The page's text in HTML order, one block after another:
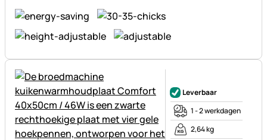
Leverbaar
1 - 2 werkdagen
2,64 kg